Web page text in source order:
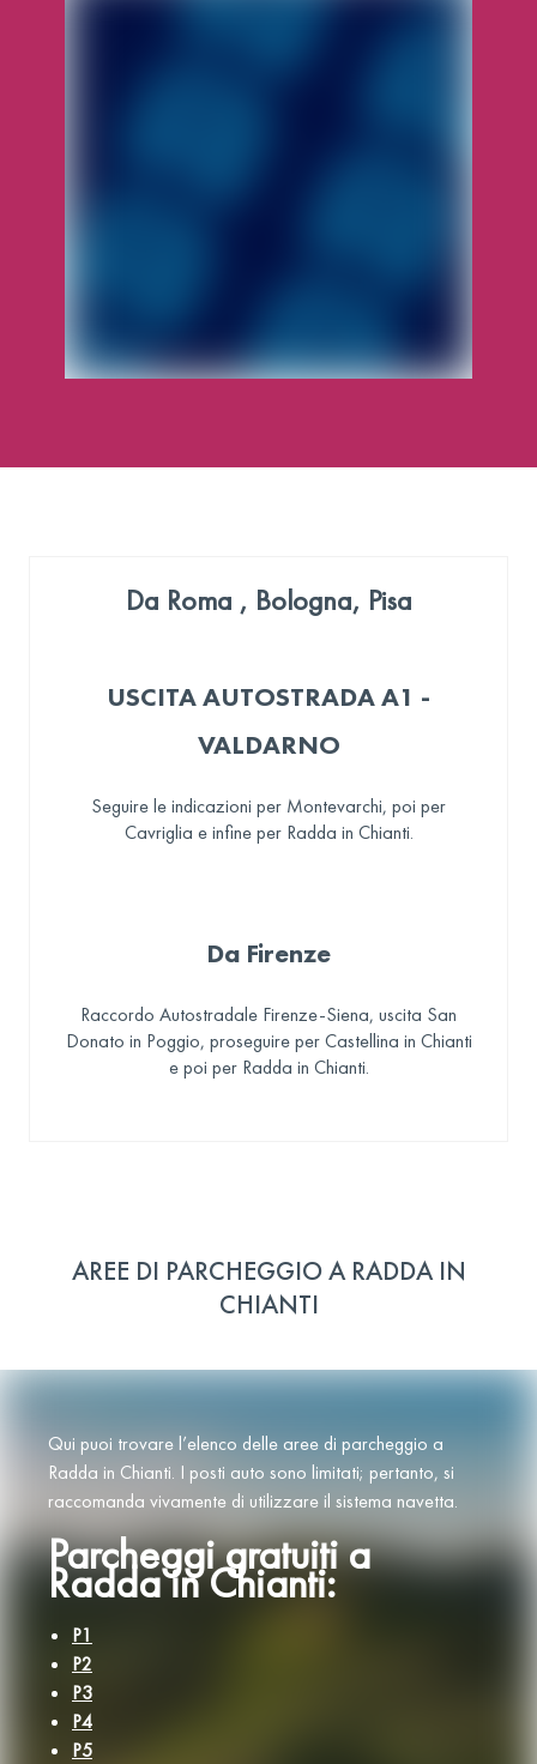
Da Roma , Bologna, Pisa
USCITA AUTOSTRADA A1 -
VALDARNO
Seguire le indicazioni per Montevarchi, poi per
Cavriglia e infine per Radda in Chianti.
Da Firenze
Raccordo Autostradale Firenze-Siena, uscita San
Donato in Poggio, proseguire per Castellina in Chianti
e poi per Radda in Chianti.
AREE DI PARCHEGGIO A RADDA IN
CHIANTI
Qui puoi trovare l’elenco delle aree di parcheggio a
Radda in Chianti. I posti auto sono limitati; pertanto, si
raccomanda vivamente di utilizzare il sistema navetta.
Parcheggi gratuiti a
Radda in Chianti:
P1
P2
P3
P4
P5